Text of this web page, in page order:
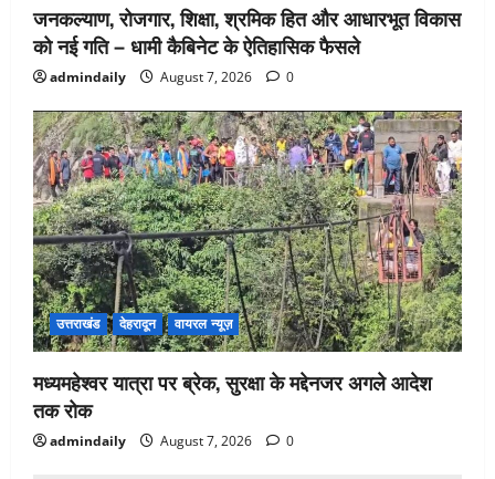
जनकल्याण, रोजगार, शिक्षा, श्रमिक हित और आधारभूत विकास
को नई गति – धामी कैबिनेट के ऐतिहासिक फैसले
admindaily August 7, 2026 0
उत्तराखंड देहरादून वायरल न्यूज़
मध्यमहेश्वर यात्रा पर ब्रेक, सुरक्षा के मद्देनजर अगले आदेश
तक रोक
admindaily August 7, 2026 0